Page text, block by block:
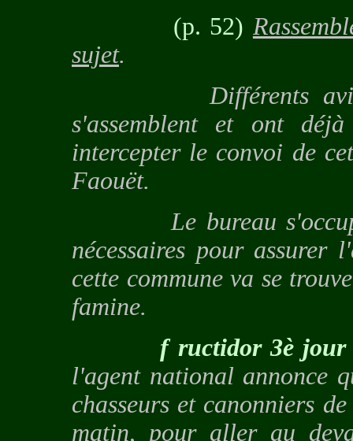
(p. 52)
sujet.
Différents avis
s'assemblent et ont
intercepter le convoi de
Faouët.
Le bureau s'occupe
nécessaires pour assurer
cette commune va se
famine.
f ructidor 3è jour
l'agent national annonce
chasseurs et canonniers
matin, pour aller au